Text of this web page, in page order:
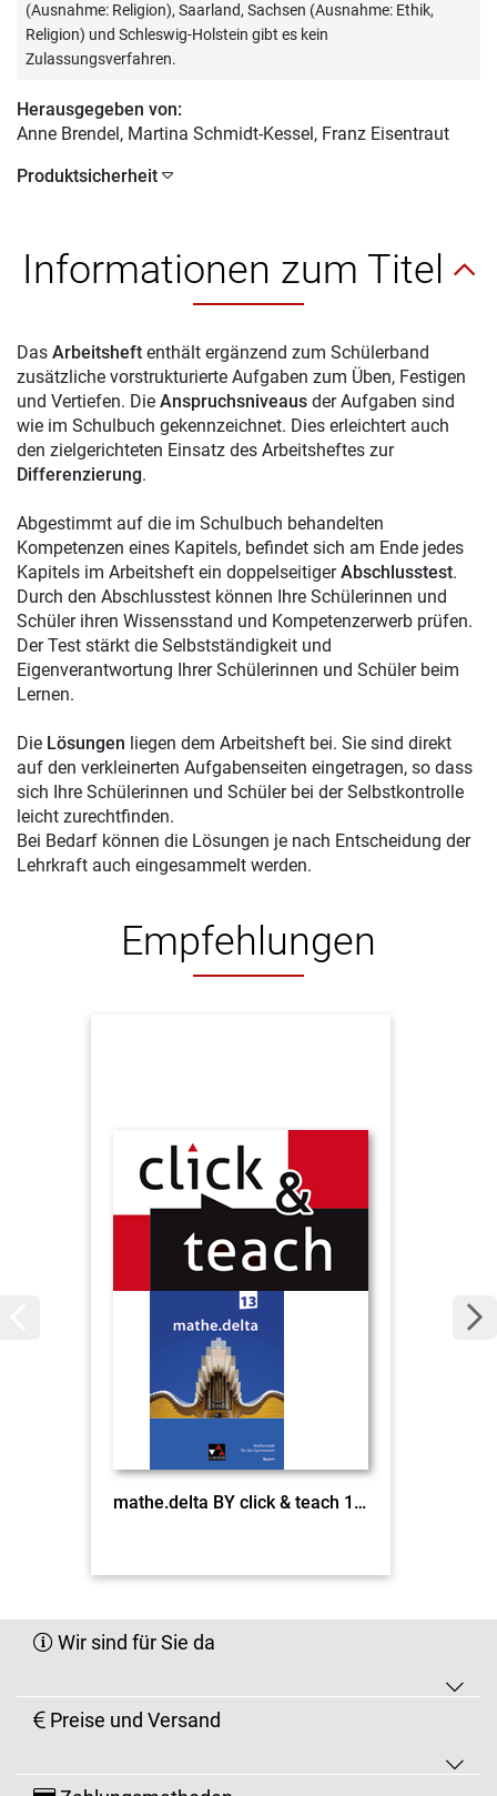
(Ausnahme: Religion), Saarland, Sachsen (Ausnahme: Ethik,
Religion) und Schleswig-Holstein gibt es kein
Zulassungsverfahren.
Herausgegeben von:
Anne Brendel , Martina Schmidt-Kessel, Franz Eisentraut
Produktsicherheit
Informationen zum Titel
Das Arbeitsheft enthält ergänzend zum Schülerband
zusätzliche vorstrukturierte Aufgaben zum Üben, Festigen
und Vertiefen. Die Anspruchsniveaus der Aufgaben sind
wie im Schulbuch gekennzeichnet. Dies erleichtert auch
den zielgerichteten Einsatz des Arbeitsheftes zur
Differenzierung.
Abgestimmt auf die im Schulbuch behandelten
Kompetenzen eines Kapitels, befindet sich am Ende jedes
Kapitels im Arbeitsheft ein doppelseitigerAbschlusstest.
Durch den Abschlusstest können Ihre Schülerinnen und
Schüler ihren Wissensstand und Kompetenzerwerb prüfen.
Der Test stärkt die Selbstständigkeit und
Eigenverantwortung Ihrer Schülerinnen und Schüler beim
Lernen.
Die Lösungen liegen dem Arbeitsheft bei. Sie sind direkt
auf den verkleinerten Aufgabenseiten eingetragen, so dass
sich Ihre Schülerinnen und Schüler bei der Selbstkontrolle
leicht zurechtfinden.
Bei Bedarf können die Lösungen je nach Entscheidung der
Lehrkraft auch eingesammelt werden.
Empfehlungen
mathe.delta BY click & teach 13 EL
Wir sind für Sie da
Preise und Versand